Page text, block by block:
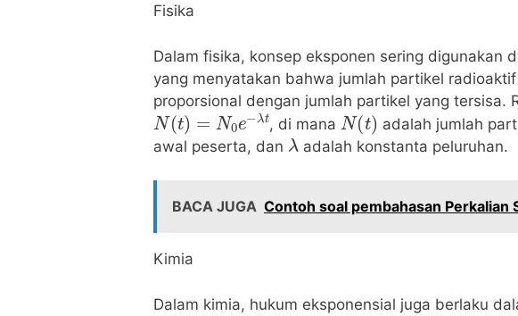
Fisika
Dalam fisika, konsep eksponen sering digunakan
yang menyatakan bahwa jumlah partikel
proporsional dengan jumlah partikel yang tersisa.
N(t)=N0e−λt
, di mana
N(t)
adalah jumlah
awal peserta, dan
λ
adalah konstanta peluruhan.
BACA JUGA Contoh soal pembahasan Perkalian
Kimia
Dalam kimia, hukum eksponensial juga berlaku